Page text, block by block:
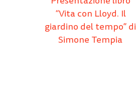
“Vita con Lloyd. Il
giardino del tempo” di
Simone Tempia